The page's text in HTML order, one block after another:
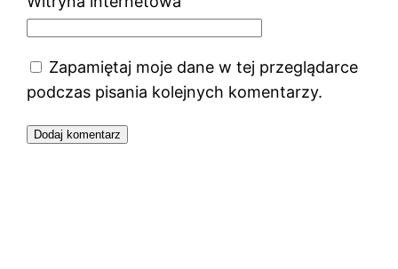
Zapamiętaj moje dane w tej przeglądarce
podczas pisania kolejnych komentarzy.